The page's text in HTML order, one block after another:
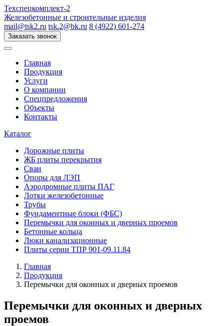
Техспецкомплект-2
Железобетонные и строительные изделия
mail@tsk2.ru tsk.2@bk.ru 8 (4922) 601-274
Заказать звонок
Главная
Продукция
Услуги
О компании
Спецпредложения
Объекты
Контакты
Каталог
Дорожные плиты
ЖБ плиты перекрытия
Сваи
Опоры для ЛЭП
Аэродромные плиты ПАГ
Лотки железобетонные
Трубы
Фундаментные блоки (ФБС)
Перемычки для оконных и дверных проемов
Бетонные кольца
Люки канализационные
Плиты серии ТПР 901-09.11.84
Главная
Продукция
Перемычки для оконных и дверных проемов
Перемычки для оконных и дверных
проемов